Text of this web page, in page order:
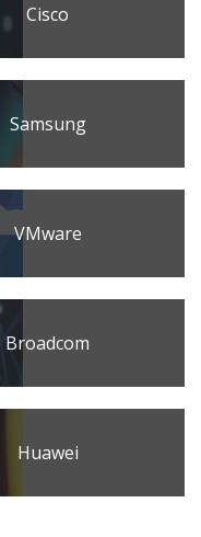
Cisco
Samsung
VMware
Broadcom
Huawei